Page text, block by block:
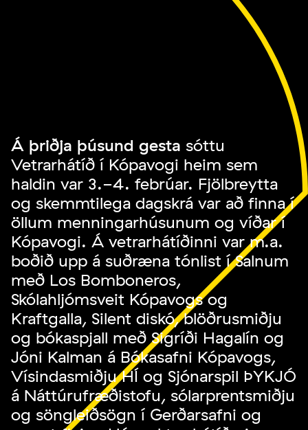
Á þriðja þúsund gesta sóttu
Vetrarhátíð í Kópavogi heim sem
haldin var 3.-4. febrúar. Fjölbreytta
og skemmtilega dagskrá var að finna í
öllum menningarhúsunum og víðar í
Kópavogi. Á vetrarhátíðinni var m.a.
boðið upp á suðræna tónlist í Salnum
með Los Bomboneros,
Skólahljómsveit Kópavogs og
Kraftgalla, Silent diskó, blöðrusmiðju
og bókaspjall með Sigríði Hagalín og
Jóni Kalman á Bókasafni Kópavogs,
Vísindasmiðju HÍ og Sjónarspil ÞYKJÓ
á Náttúrufræðistofu, sólarprentsmiðju
og söngleiðsögn í Gerðarsafni og